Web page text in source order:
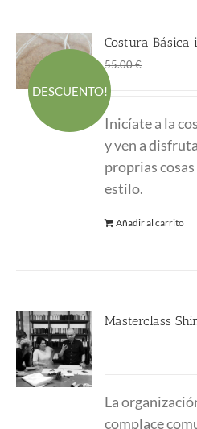
DESCUENTO!
Costura Básica
55.00€
era:
55.00 €.
Inicíate a la
y ven a
proprias
estilo.
Añadir al carrito
Masterclass
La
complace